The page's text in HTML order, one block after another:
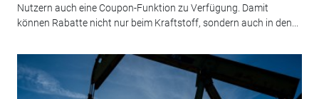
Nutzern auch eine Coupon-Funktion zu Verfügung. Damit
können Rabatte nicht nur beim Kraftstoff, sondern auch in den...